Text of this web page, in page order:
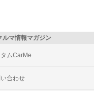
ルマ情報マガジン
ムCarMe
合わせ